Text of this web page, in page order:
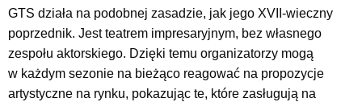
GTS działa na podobnej zasadzie, jak jego XVII-wieczny
poprzednik. Jest teatrem impresaryjnym, bez własnego
zespołu aktorskiego. Dzięki temu organizatorzy mogą
w każdym sezonie na bieżąco reagować na propozycje
artystyczne na rynku, pokazując te, które zasługują na